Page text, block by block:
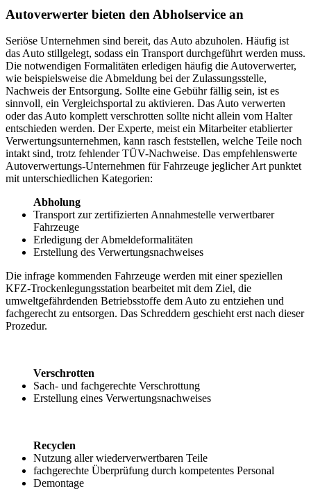
Autoverwerter bieten den Abholservice an
Seriöse Unternehmen sind bereit, das Auto abzuholen. Häufig ist
das Auto stillgelegt, sodass ein Transport durchgeführt werden muss.
Die notwendigen Formalitäten erledigen häufig die Autoverwerter,
wie beispielsweise die Abmeldung bei der Zulassungsstelle,
Nachweis der Entsorgung. Sollte eine Gebühr fällig sein, ist es
sinnvoll, ein Vergleichsportal zu aktivieren. Das Auto verwerten
oder das Auto komplett verschrotten sollte nicht allein vom Halter
entschieden werden. Der Experte, meist ein Mitarbeiter etablierter
Verwertungsunternehmen, kann rasch feststellen, welche Teile noch
intakt sind, trotz fehlender TÜV-Nachweise. Das empfehlenswerte
Autoverwertungs-Unternehmen für Fahrzeuge jeglicher Art punktet
mit unterschiedlichen Kategorien:
Abholung
Transport zur zertifizierten Annahmestelle verwertbarer
Fahrzeuge
Erledigung der Abmeldeformalitäten
Erstellung des Verwertungsnachweises
Die infrage kommenden Fahrzeuge werden mit einer speziellen
KFZ-Trockenlegungsstation bearbeitet mit dem Ziel, die
umweltgefährdenden Betriebsstoffe dem Auto zu entziehen und
fachgerecht zu entsorgen. Das Schreddern geschieht erst nach dieser
Prozedur.
Verschrotten
Sach- und fachgerechte Verschrottung
Erstellung eines Verwertungsnachweises
Recyclen
Nutzung aller wiederverwertbaren Teile
fachgerechte Überprüfung durch kompetentes Personal
Demontage